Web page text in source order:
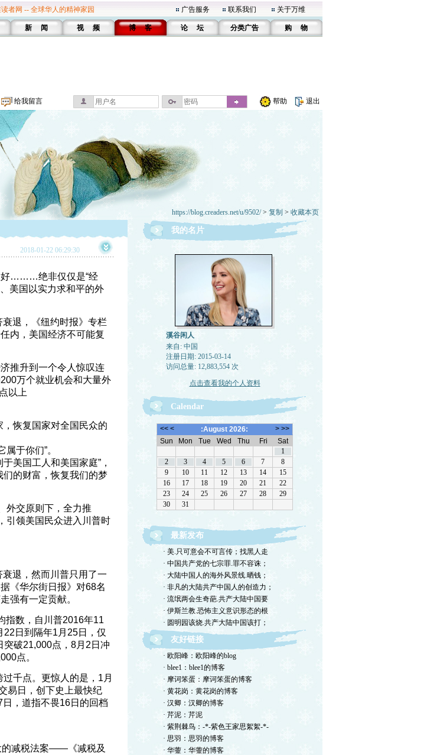
者网 -- 全球华人的精神家园 广告服务 联系我们 关于万维
新 闻 视 频 博 客 论 坛 分类广告 购 物
给我留言 帮助 退出
https://blog.creaders.net/u/9502/> 复制 > 收藏本页
2018-01-22 06:29:30
好………绝非仅仅是“经
美国以实力求和平的外
退，《纽约时报》专栏
内，美国经济不可能复
推升到一个令人惊叹连
万个就业机会和大量外
以上
恢复国家对全国民众的
于你们”。
美国工人和美国家庭”，
们的财富，恢复我们的梦
外交原则下，全力推
引领美国民众进入川普时
退，然而川普只用了一
《华尔街日报》对68名
强有一定贡献。
指数，自川普2016年11
日到隔年1月25日，仅
破21,000点，8月2日冲
点。
千点。更惊人的是，1月
易日，创下史上最快纪
，道指不畏16日的回档
的减税法案——《减税及
我的名片
溪谷闲人
来自: 中国
注册日期: 2015-03-14
访问总量: 12,883,554 次
点击查看我的个人资料
Calendar
最新发布
· 美.只可意会不可言传；找黑人走
· 中国共产党的七宗罪.罪不容诛；
· 大陆中国人的海外风景线.晒钱；
· 非凡的大陆共产中国人的创造力；
· 流氓两会生奇葩.共产大陆中国要
· 伊斯兰教.恐怖主义意识形态的根
· 圆明园该烧.共产大陆中国该打；
友好链接
· 欧阳峰：欧阳峰的blog
· blee1：blee1的博客
· 摩诃笨蛋：摩诃笨蛋的博客
· 黄花岗：黄花岗的博客
· 汉卿：汉卿的博客
· 芹泥：芹泥
· 紫荆棘鸟：-*-紫色王家思絮絮-*-
· 思羽：思羽的博客
· 华蓥：华蓥的博客